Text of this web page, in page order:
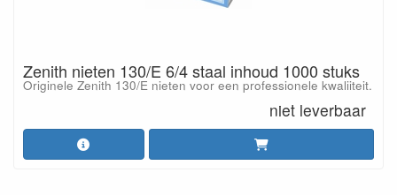
Zenith nieten 130/E 6/4 staal inhoud 1000 stuks
Originele Zenith 130/E nieten voor een professionele kwaliiteit.
niet leverbaar